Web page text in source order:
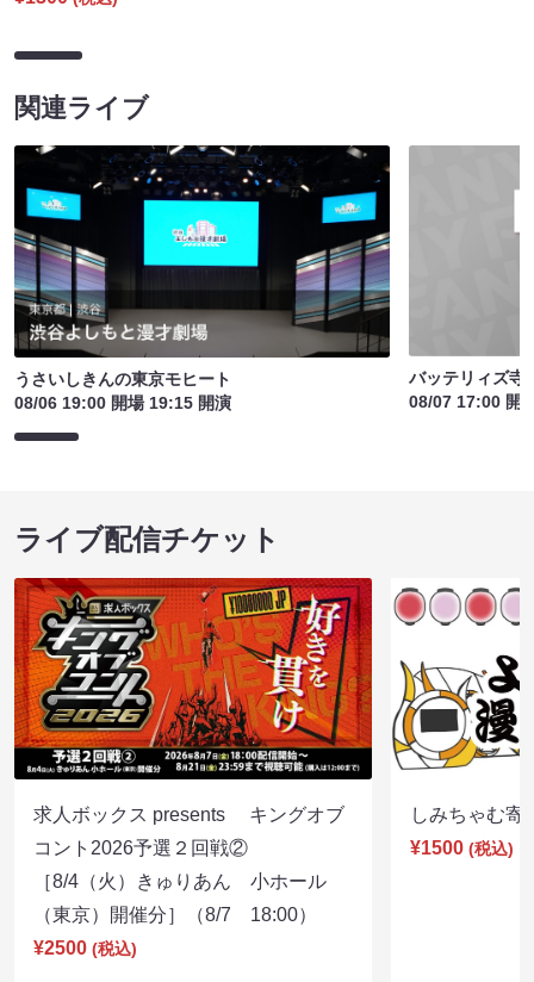
関連ライブ
うさいしきんの東京モヒート
08/06 19:00 開場 19:15 開演
バッテリィズ寺
08/07 17:00 開
ライブ配信チケット
求人ボックス presents キングオブ
コント2026予選２回戦②
［8/4（火）きゅりあん 小ホール
（東京）開催分］（8/7 18:00）
¥2500 (税込)
しみちゃむ
¥1500 (税込)